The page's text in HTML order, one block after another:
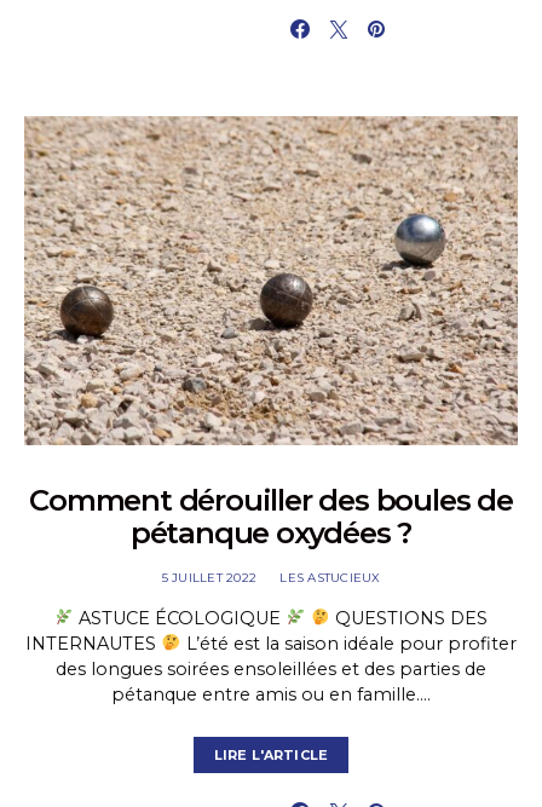
Comment dérouiller des boules de
pétanque oxydées ?
5 JUILLET 2022 LES ASTUCIEUX
ASTUCE ÉCOLOGIQUE
QUESTIONS DES
INTERNAUTES
L’été est la saison idéale pour profiter
des longues soirées ensoleillées et des parties de
pétanque entre amis ou en famille.…
LIRE L'ARTICLE